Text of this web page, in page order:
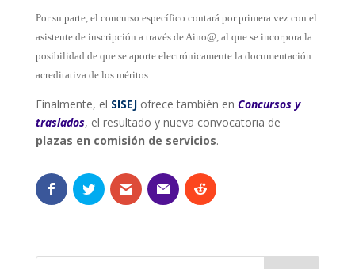
Por su parte, el concurso específico contará por primera vez con el
asistente de inscripción a través de Aino@, al que se incorpora la
posibilidad de que se aporte electrónicamente la documentación
acreditativa de los méritos.
Finalmente, el SISEJofrece también en Concursos y
traslados, el resultado y nueva convocatoria de
plazas en comisión de servicios.